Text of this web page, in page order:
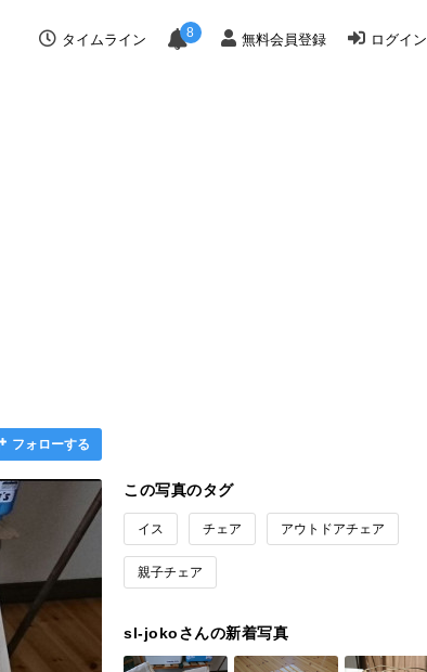
タイムライン 8 無料会員登録 ログイン
フォローする
この写真のタグ
イス チェア アウトドアチェア
親子チェア
sl-jokoさんの新着写真